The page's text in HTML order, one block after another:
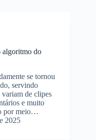
algoritmo do
se tornou
servindo
de clipes
e muito
por meio…
2025